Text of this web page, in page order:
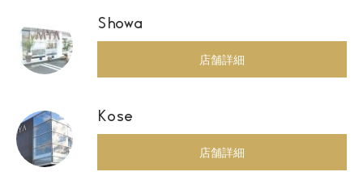
Showa
店舗詳細
Kose
店舗詳細